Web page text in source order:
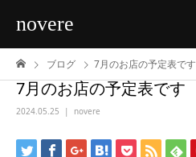
novere
ブログ 7月のお店の予定表です
7月のお店の予定表です
2024.05.25 novere